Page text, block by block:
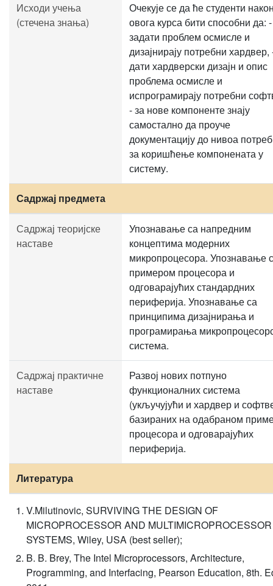
Исходи учења
(стечена знања)
Очекује се да ће студенти
овога курса бити способни да:
задати проблем осмисле и
дизајнирају потребни хардвер,
дати хардверски дизајн и опис
проблема осмисле и
испрограмирају потребни
- за нове компоненте знају
самостално да проуче
документацију до нивоа
за коришћење компонената у
систему.
Садржај предмета
Садржај теоријске
наставе
Упознавање са напредним
концептима модерних
микропроцесора. Упознавање
примером процесора и
одговарајућих стандардних
периферија. Упознавање са
принципима дизајнирања и
програмирања
система.
Садржај практичне
наставе
Развој нових потпуно
функционалних система
(укључујући и хардвер и
базираних на одабраном
процесора и одговарајућих
периферија.
Литература
V.Milutinovic, SURVIVING THE DESIGN OF
MICROPROCESSOR AND MULTIMICROPROCESSOR
SYSTEMS, Wiley, USA (best seller);
B. B. Brey, The Intel Microprocessors, Architecture,
Programming, and Interfacing, Pearson Education, 8th.